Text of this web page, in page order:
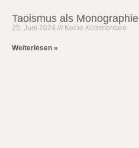
Taoismus als Monographie
25. Juni 2024 Keine Kommentare
Weiterlesen »